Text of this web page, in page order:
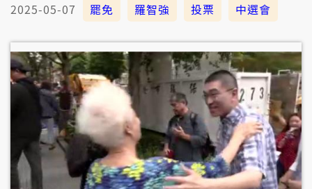
2025-05-07 罷免 羅智強 投票 中選會